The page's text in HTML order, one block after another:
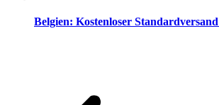
Belgien: Kostenloser Standardversand